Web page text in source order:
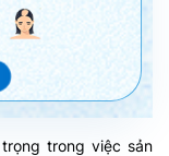
trong việc sản